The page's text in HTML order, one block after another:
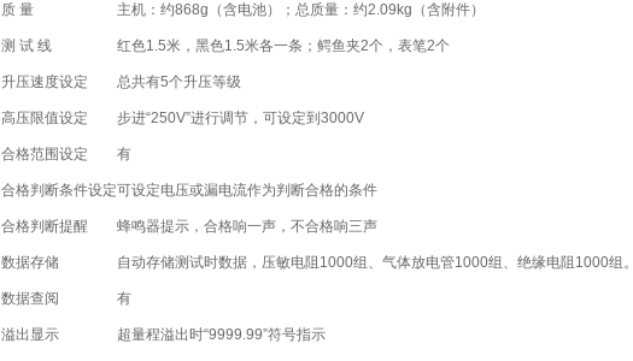
质 量 主机：约868g（含电池）；总质量：约2.09kg（含附件）
测 试 线 红色1.5米，黑色1.5米各一条；鳄鱼夹2个，表笔2个
升压速度设定 总共有5个升压等级
高压限值设定 步进“250V”进行调节，可设定到3000V
合格范围设定 有
合格判断条件设定可设定电压或漏电流作为判断合格的条件
合格判断提醒 蜂鸣器提示，合格响一声，不合格响三声
数据存储 自动存储测试时数据，压敏电阻1000组、气体放电管1000组、绝缘电阻1000组
数据查阅 有
溢出显示 超量程溢出时“9999.99”符号指示